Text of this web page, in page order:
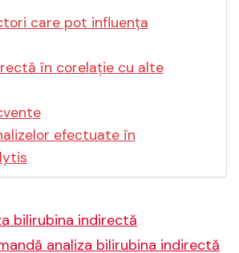
care pot influența
în corelație cu alte
efectuate în
bilirubina indirectă
analiza bilirubina indirectă